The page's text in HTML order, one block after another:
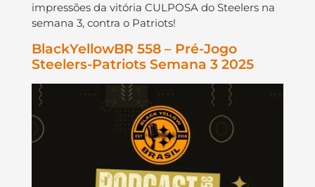
impressões da vitória CULPOSA do Steelers na
semana 3, contra o Patriots!
BlackYellowBR 558 – Pré-Jogo
Steelers-Patriots Semana 3 2025